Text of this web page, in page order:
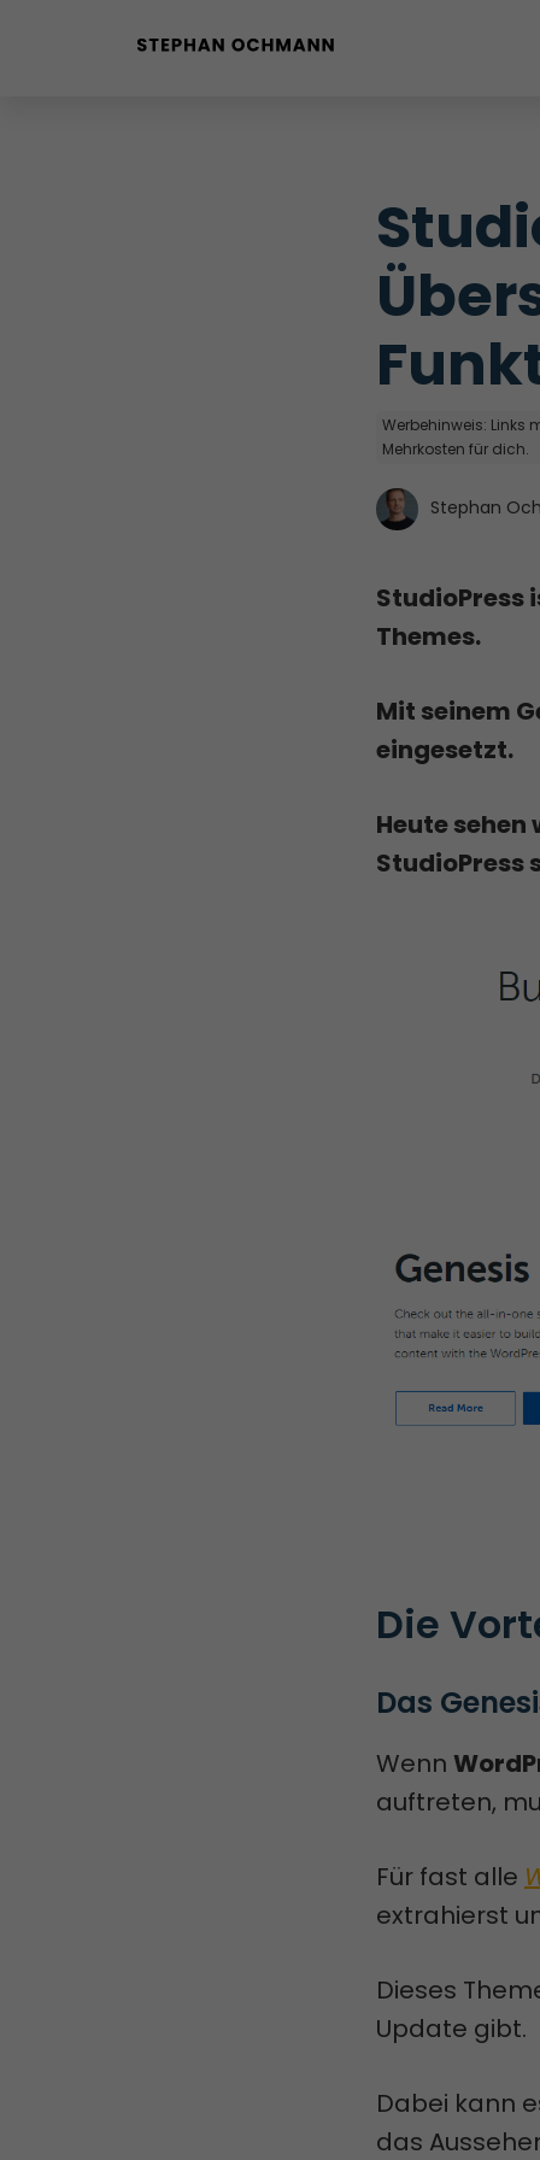
Werbehinweis: Links
Mehrkosten für dich.
Stephan
StudioPress
Themes.
Mit seinem
eingesetzt.
Heute
StudioPress
Die
Das
Wenn
auftreten,
Für fast alle
extrahierst
Dieses
Update gibt.
Dabei kann
das